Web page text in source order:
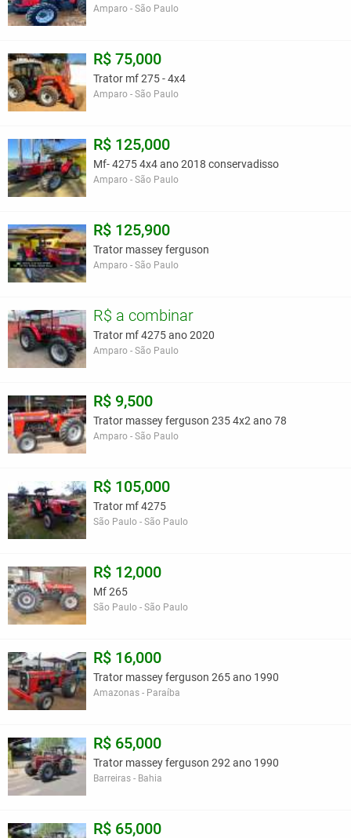
Amparo - São Paulo
R$ 75,000
Trator mf 275 - 4x4
Amparo - São Paulo
R$ 125,000
Mf- 4275 4x4 ano 2018 conservadisso
Amparo - São Paulo
R$ 125,900
Trator massey ferguson
Amparo - São Paulo
R$ a combinar
Trator mf 4275 ano 2020
Amparo - São Paulo
R$ 9,500
Trator massey ferguson 235 4x2 ano 78
Amparo - São Paulo
R$ 105,000
Trator mf 4275
São Paulo - São Paulo
R$ 12,000
Mf 265
São Paulo - São Paulo
R$ 16,000
Trator massey ferguson 265 ano 1990
Amazonas - Paraíba
R$ 65,000
Trator massey ferguson 292 ano 1990
Barreiras - Bahia
R$ 65,000